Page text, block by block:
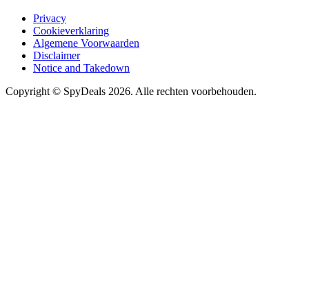
Privacy
Cookieverklaring
Algemene Voorwaarden
Disclaimer
Notice and Takedown
Copyright © SpyDeals 2026. Alle rechten voorbehouden.